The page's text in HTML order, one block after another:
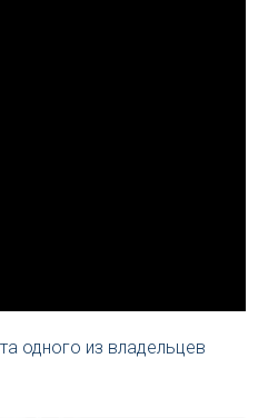
одного из владельцев